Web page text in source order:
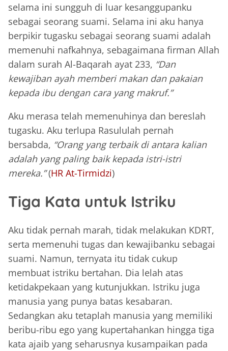
selama ini sungguh di luar kesanggupanku
sebagai seorang suami. Selama ini aku hanya
berpikir tugasku sebagai seorang suami adalah
memenuhi nafkahnya, sebagaimana firman Allah
dalam surah Al-Baqarah ayat 233, “Dan
kewajiban ayah memberi makan dan pakaian
kepada ibu dengan cara yang makruf.”
Aku merasa telah memenuhinya dan bereslah
tugasku. Aku terlupa Rasululah pernah
bersabda, “Orang yang terbaik di antara kalian
adalah yang paling baik kepada istri-istri
mereka.”(HR At-Tirmidzi)
Tiga Kata untuk Istriku
Aku tidak pernah marah, tidak melakukan KDRT,
serta memenuhi tugas dan kewajibanku sebagai
suami. Namun, ternyata itu tidak cukup
membuat istriku bertahan. Dia lelah atas
ketidakpekaan yang kutunjukkan. Istriku juga
manusia yang punya batas kesabaran.
Sedangkan aku tetaplah manusia yang memiliki
beribu-ribu ego yang kupertahankan hingga tiga
kata ajaib yang seharusnya kusampaikan pada